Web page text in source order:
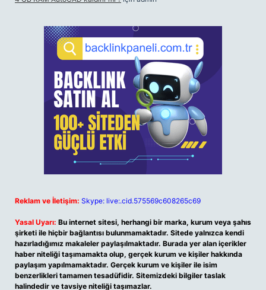
Reklam ve İletişim: Skype: live:.cid.575569c608265c69
Yasal Uyarı: Bu internet sitesi, herhangi bir marka, kurum veya şahıs
şirketi ile hiçbir bağlantısı bulunmamaktadır. Sitede yalnızca kendi
hazırladığımız makaleler paylaşılmaktadır. Burada yer alan içerikler
haber niteliği taşımamakta olup, gerçek kurum ve kişiler hakkında
paylaşım yapılmamaktadır. Gerçek kurum ve kişiler ile isim
benzerlikleri tamamen tesadüfidir. Sitemizdeki bilgiler taslak
halindedir ve tavsiye niteliği taşımazlar.